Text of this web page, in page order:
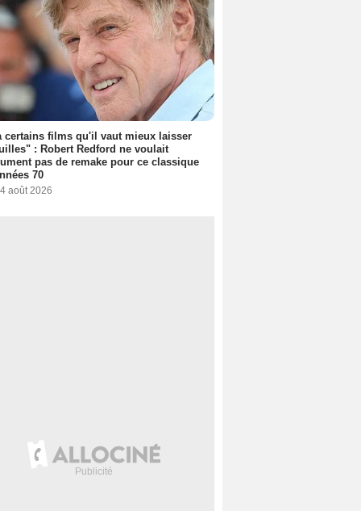
certains films qu'il vaut mieux laisser
: Robert Redford ne voulait
pas de remake pour ce classique
70
août 2026